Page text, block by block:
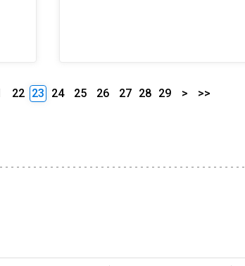
22 23 24 25 26 27 28 29 > >>